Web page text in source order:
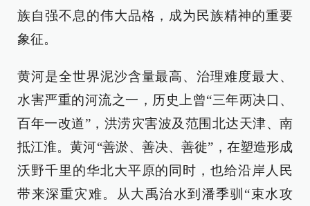
族自强不息的伟大品格，成为民族精神的重要
象征。
黄河是全世界泥沙含量最高、治理难度最大、
水害严重的河流之一，历史上曾“三年两决口、
百年一改道”，洪涝灾害波及范围北达天津、南
抵江淮。黄河“善淤、善决、善徙”，在塑造形成
沃野千里的华北大平原的同时，也给沿岸人民
带来深重灾难。从大禹治水到潘季驯“束水攻